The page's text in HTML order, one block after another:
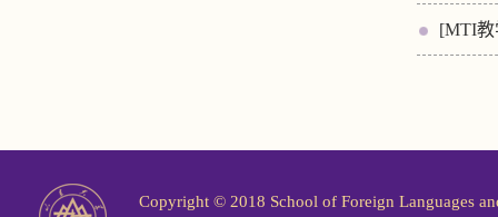
[MTI
Copyright © 2018 School of Foreign Languages